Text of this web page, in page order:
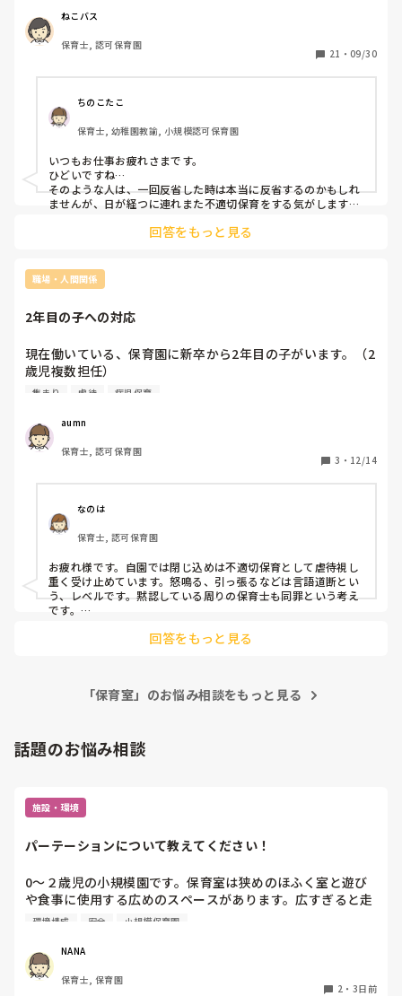
「いたーい」泣き叫ぶ子がいたり、となりの部屋に行こうと
しない子を、一人で部屋に置き去りにしてドアを閉め閉じ込
めて泣かせたり、トイレ嫌と言う子に「嫌じゃないわー
てったり、泣いてる子に無理やり給食をスプーンで口に押し
込んだり、給食のスープに虫が入っていたのを教えてくれた
子がいて、担任が園長に報告しようとしているのを、「大問
題になるよね、〇〇ちゃんが自分で入れたんじゃないの？」
と言って子どものせいにしたり。。。
園長に相談したところ、対処すると言ってもらえましたが当
たり前ですが密告がバレました、おばさんからの無視や嫌が
ると思っていましたが
結局担任がこのままおばさんの暴走が続いたらまずいと言う
ことで、園長や主任を交えて話し合いを何度か行い不適切な
不適切保育はなくなってはきたようです。
辞めるまでクラスを外してもらい、園の他のクラスはきちん
とした保育が行われており、優しい先生が多くきちんとした
園だということがわかりました。
しかし園内で不適切保育の対処をしたといっても、そのおば
さんが何事もなかったように保育士を続けていくことになん
だかモヤモヤしています。不適切保育でニュースになった保
いという理由で保育士を続けてたりするんでしょうか？大ベ
テランのはずの人の不適切保育ってそう簡単になおるのか。
でも担任が今後はおばさんが悪いことしたら阻止していくと
言っているようですし、担任の頑張りをむだにするわけにも
いかないですし
いじわるな保育士は保育士を辞めてほしいというのは本音で
すが、例えもう悪いことはしないと反省して不適切なことを
していた保育士が保育士を続けてくことってどう思います
ねこバス
保育士, 認可保育園
21 ・ 09/30
ちのこたこ
保育士, 幼稚園教諭, 小規模認可保育園
いつもお仕事お疲れさまです。
ひどいですね…
そのような人は、一回反省した時は本当に反省するのかもしれ
ませんが、日が経つに連れまた不適切保育をする気がします。
回答をもっと見る
職場・人間関係
2年目の子への対応
現在働いている、保育園に新卒から2年目の子がいます。（2
歳児複数担任）
私は転勤してきて5月からパートフリーで働いているのです
齢を聞いた時びっくりしました。
ですが、一緒に働いていくうちに色々と見えてきて‥
とにかく子どもに厳しい。
お集まりの時に話を聞いていなかったから1人だけ暗い部屋
に残す、泣き叫んでいるのにドア閉めて閉じ込める、大きな
声で怒鳴る、「自分で考えて！」「自分でして！」が口ぐ
せ、子を引っ張る、とにかく厳しい　などなど、、、
見ていて子どもたちがほんと可哀想です。
虐待ではないか、と思うこともあったので、直接その子に優
しめに伝えた事もあるし、上からも話があった事があるので
よくイライラしている
自分の気分で行動する（子へも大人へも）
体調不良アピールがすごい
もしかしたら精神的な病気なのかな、と思う面もあります。
思うのですが、
一緒に働いて気苦労がすごくて、、
初めはまだ経験浅いからサポートしてあげようと思っていた
集まり 虐待 病児保育
aumn
保育士, 認可保育園
3 ・ 12/14
なのは
保育士, 認可保育園
お疲れ様です。自園では閉じ込めは不適切保育として虐待視し
重く受け止めています。怒鳴る、引っ張るなどは言語道断とい
う、レベルです。黙認している周りの保育士も同罪という考え
です。
園に通っている子どもの最善の利益を考えるならば、その保育
の素質が備わり、精神的に安定した保育が出来る方は多くいま
す。その一方で、10年の保育士経験があっても不適切保育をす
は厳しく対応する必要性があると痛感しています。
回答をもっと見る
「保育室」のお悩み相談をもっと見る
話題のお悩み相談
施設・環境
パーテーションについて教えてください！
0〜２歳児の小規模園です。保育室は狭めのほふく室と遊び
や食事に使用する広めのスペースがあります。広すぎると走
り回ったりして落ち着かないので、活動によってパーテーシ
うな素材で軽いので、ちょっと体が当たると倒れたり、つか
まり立ちが不安定な子にとっては共倒れになったりで危険で
す。かと言って固定してしまうと活動によって柔軟に移動す
環境構成 安全 小規模保育園
NANA
保育士, 保育園
2 ・ 3日前